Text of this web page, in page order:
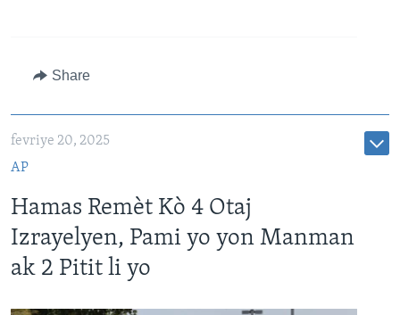
Share
fevriye 20, 2025
AP
Hamas Remèt Kò 4 Otaj
Izrayelyen, Pami yo yon Manman
ak 2 Pitit li yo